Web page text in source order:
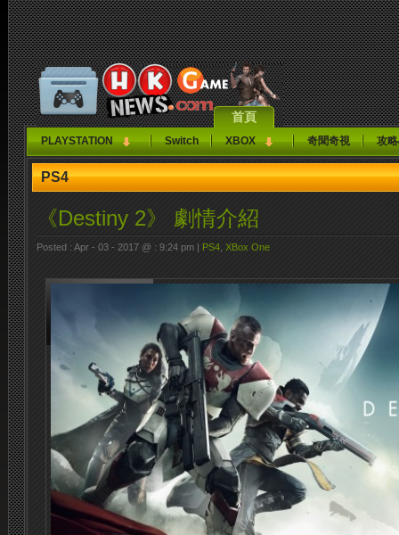
首頁
PLAYSTATION Switch XBOX 奇聞奇視 攻
PS4
《Destiny 2》 劇情介紹
Posted : Apr - 03 - 2017 @ : 9:24 pm | PS4 XBox One